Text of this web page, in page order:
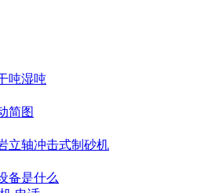
吨湿吨
简图
立轴冲击式制砂机
备是什么